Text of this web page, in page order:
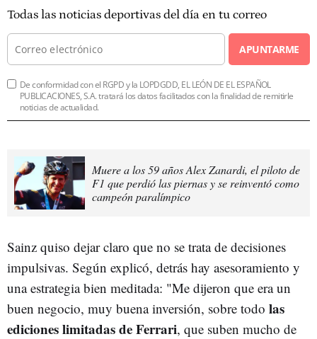
Todas las noticias deportivas del día en tu correo
APUNTARME
De conformidad con el RGPD y la LOPDGDD, EL LEÓN DE EL ESPAÑOL
PUBLICACIONES, S.A. tratará los datos facilitados con la finalidad de remitirle
noticias de actualidad.
Muere a los 59 años Alex Zanardi, el piloto de
F1 que perdió las piernas y se reinventó como
campeón paralímpico
Sainz quiso dejar claro que no se trata de decisiones
impulsivas. Según explicó, detrás hay asesoramiento y
una estrategia bien meditada: "Me dijeron que era un
buen negocio, muy buena inversión, sobre todo las
ediciones limitadas deFerrari, que suben mucho de